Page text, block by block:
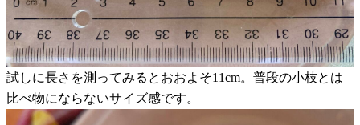
試しに長さを測ってみるとおおよそ11cm。普段の小枝とは
比べ物にならないサイズ感です。